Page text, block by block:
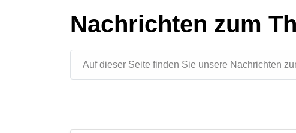
Nachrichten zum
Auf dieser Seite finden Sie unsere Nachrichten